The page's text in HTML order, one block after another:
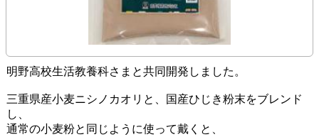
明野高校生活教養科さまと共同開発しました。
三重県産小麦ニシノカオリと、国産ひじき粉末をブレンド
し、
通常の小麦粉と同じように使って戴くと、